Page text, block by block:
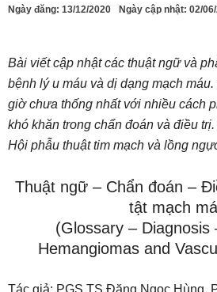
Ngày đăng: 13/12/2020 Ngày cập nhật: 02/
Bài viết cập nhật các thuật ngữ và
bệnh lý u máu và dị dạng mạch
giờ chưa thống nhất với nhiều cách
khó khăn trong chẩn đoán và điều
Hội phẫu thuật tim mạch và lồng
Thuật ngữ – Chẩn đoán –
tật mạch
(Glossary – Diagnosis
Hemangiomas and
Tác giả: PGS.TS Đặng Ngọc Hùng,